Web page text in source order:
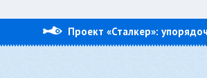
Проект «Сталкер»: